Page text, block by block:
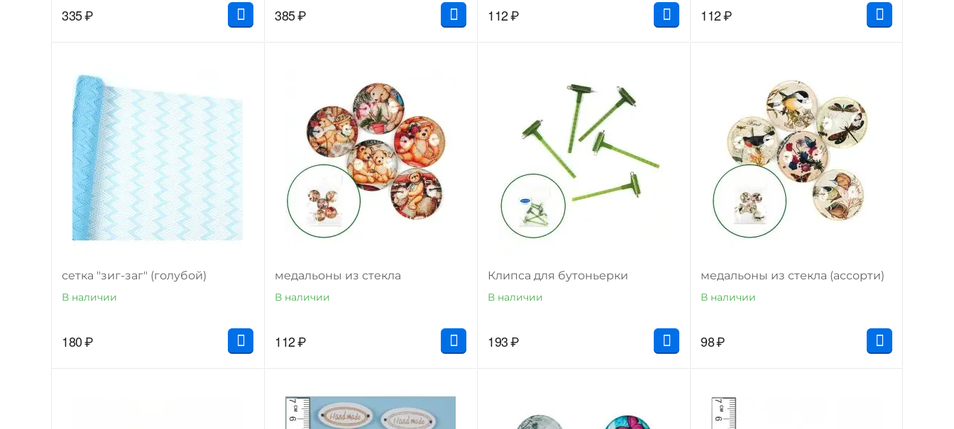
335₽ 385₽ 112₽ 112₽
сетка "зиг-заг" (голубой)
В наличии
180₽
медальоны из стекла
В наличии
112₽
Клипса для бутоньерки
В наличии
193₽
медальоны из стекла (ассорти)
В наличии
98₽